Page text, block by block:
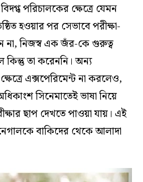
পরিচালকের ক্ষেত্রে যেমন
হওয়ার পর সেভাবে পরীক্ষা-
না, নিজস্ব এক জঁর-কে গুরুত্ব
কিন্তু তা করেননি। অন্য
এক্সপেরিমেন্ট না করলেও,
সিনেমাতেই ভাষা নিয়ে
ছাপ দেখতে পাওয়া যায়। এই
বাকিদের থেকে আলাদা